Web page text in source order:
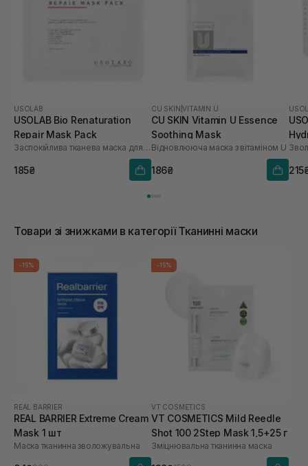
USOLAB
USOLAB Bio Renaturation
Repair Mask Pack
Заспокійлива тканева маска для обличчя
185₴
CU SKIN |VITAMIN U
CU SKIN Vitamin U Essence
Soothing Mask
Відновлююча маска з вітаміном U
186₴
шт
Товари зі знижками в категорії Тканинні маски
-15%
REAL BARRIER
REAL BARRIER Extreme Cream
Mask 1 шт
Маска тканинна зволожувальна
-15%
VT COSMETICS
VT COSMETICS Mild Reedle
Shot 100 2Step Mask 1,5+25 г
Зміцнювальна тканинна маска